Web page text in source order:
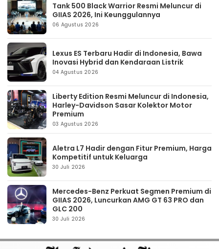
Tank 500 Black Warrior Resmi Meluncur di
GIIAS 2026, Ini Keunggulannya
06 Agustus 2026
Lexus ES Terbaru Hadir di Indonesia, Bawa
Inovasi Hybrid dan Kendaraan Listrik
04 Agustus 2026
Liberty Edition Resmi Meluncur di Indonesia,
Harley-Davidson Sasar Kolektor Motor
Premium
03 Agustus 2026
Aletra L7 Hadir dengan Fitur Premium, Harga
Kompetitif untuk Keluarga
30 Juli 2026
Mercedes-Benz Perkuat Segmen Premium di
GIIAS 2026, Luncurkan AMG GT 63 PRO dan
GLC 200
30 Juli 2026